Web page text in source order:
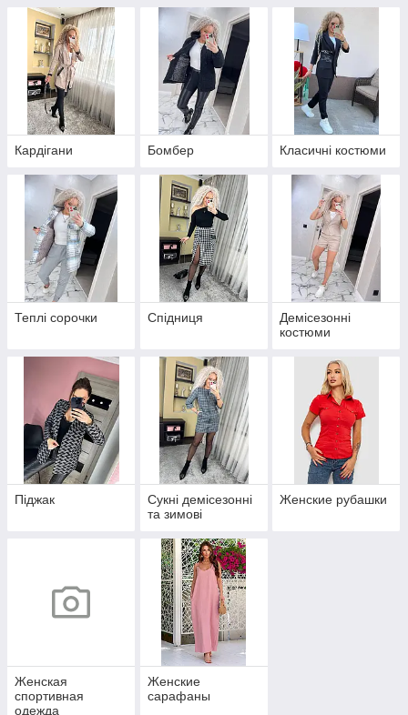
Кардігани Бомбер Класичні костюми
Теплі сорочки Спідниця
Демісезонні
костюми
Піджак
Сукні демісезонні
та зимові
Женские рубашки
Женская
спортивная
одежда
Женские
сарафаны